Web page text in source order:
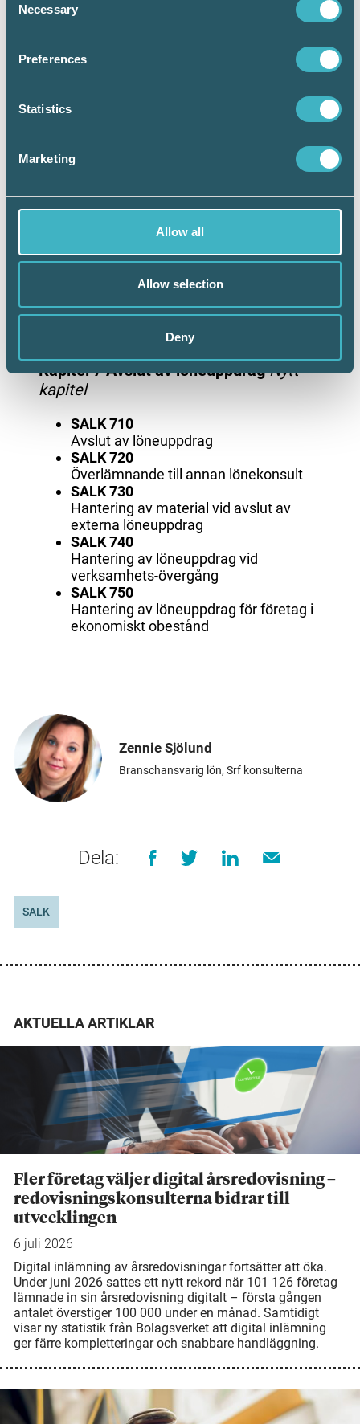
Selection
Necessary
Preferences
Statistics
Marketing
Allow all
Allow selection
Deny
Arkivering och gallring
SALK 535
Arbetsgivardeklaration
Korrigering i löneprocessen
Felaktigheter i löneunderlag och
beräkningar
SALK 630
Kapitel 7 Avslut av löneuppdragNytt
kapitel
SALK 710
Avslut av löneuppdrag
SALK 720
Överlämnande till annan lönekonsult
SALK 730
Hantering av material vid avslut av
externa löneuppdrag
SALK 740
Hantering av löneuppdrag vid
verksamhets-övergång
SALK 750
Hantering av löneuppdrag för företag i
ekonomiskt obestånd
Zennie Sjölund
Branschansvarig lön, Srf konsulterna
Dela:
SALK
AKTUELLA ARTIKLAR
Fler företag väljer digital årsredovisning –
redovisningskonsulterna bidrar till
utvecklingen
6 juli 2026
Digital inlämning av årsredovisningar fortsätter att öka.
Under juni 2026 sattes ett nytt rekord när 101 126 företag
lämnade in sin årsredovisning digitalt – första gången
antalet överstiger 100 000 under en månad. Samtidigt
visar ny statistik från Bolagsverket att digital inlämning
ger färre kompletteringar och snabbare handläggning.